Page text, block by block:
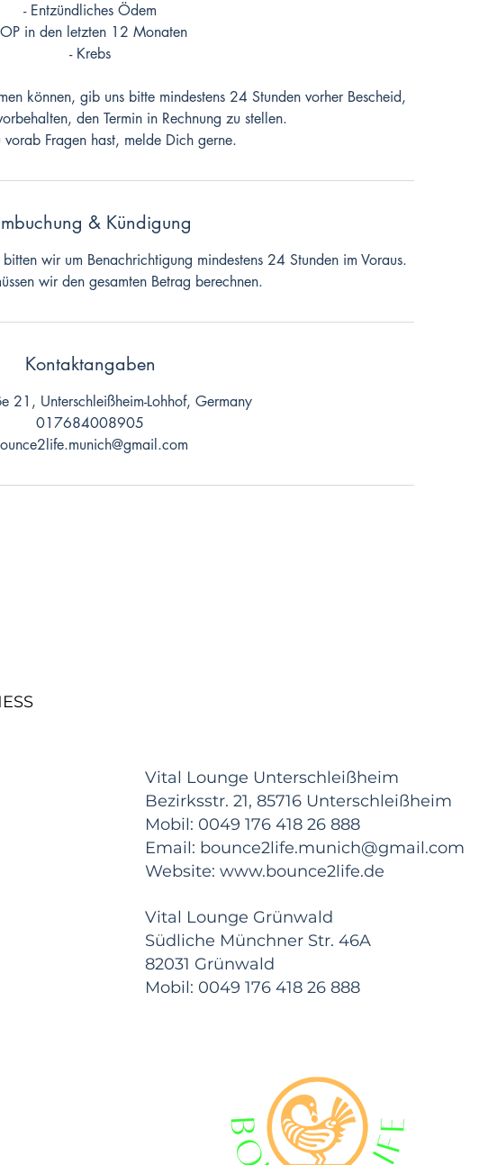
- Entzündliches Ödem
in den letzten 12 Monaten
- Krebs
können, gib uns bitte mindestens 24 Stunden vorher Bescheid,
den Termin in Rechnung zu stellen.
vorab Fragen hast, melde Dich gerne.
& Kündigung
wir um Benachrichtigung mindestens 24 Stunden im Voraus.
wir den gesamten Betrag berechnen.
Kontaktangaben
21, Unterschleißheim-Lohhof, Germany
017684008905
Vital Lounge Unterschleißheim
Bezirksstr. 21, 85716 Unterschleißheim ​
Mobil: 0049 176 418 26 888
Email: bounce2life.munich@gmail.com
Website: www.bounce2life.de
Vital Lounge Grünwald
Südliche Münchner Str. 46A
82031 Grünwald
Mobil: 0049 176 418 26 888